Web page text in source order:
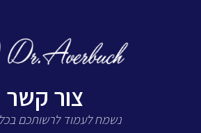
צור קשר
נשמח לעמוד לרשותכם בכל